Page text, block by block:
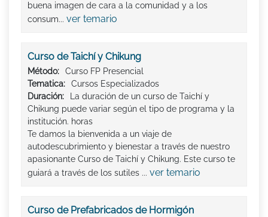
buena imagen de cara a la comunidad y a los
consum... ver temario
Curso de Taichí y Chikung
Método:
Curso FP Presencial
Tematica:
Cursos Especializados
Duración:
La duración de un curso de Taichí y
Chikung puede variar según el tipo de programa y la
institución. horas
Te damos la bienvenida a un viaje de
autodescubrimiento y bienestar a través de nuestro
apasionante Curso de Taichí y Chikung. Este curso te
guiará a través de los sutiles ... ver temario
Curso de Prefabricados de Hormigón